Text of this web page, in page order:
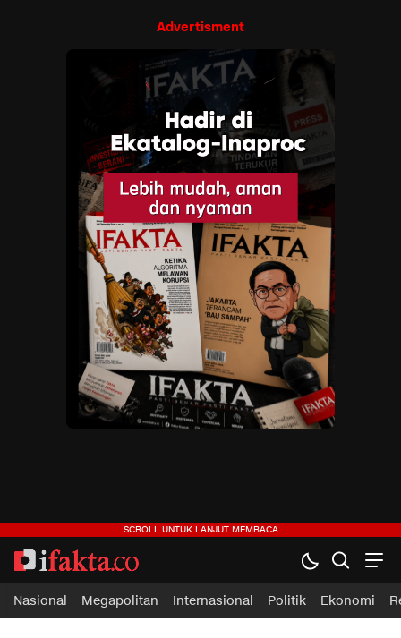
Advertisment
ifakta.co
#pastibenar
Nasional Megapolitan Internasional Politik Ekonomi